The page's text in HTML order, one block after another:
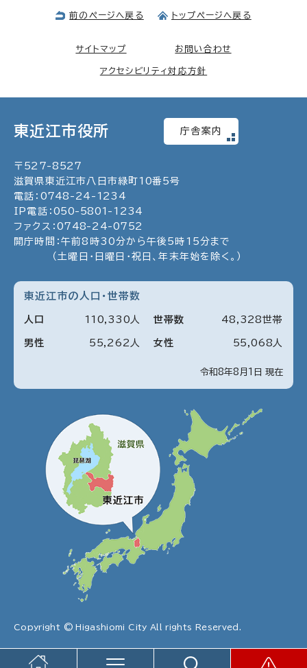
前のページへ戻る トップページへ戻る
サイトマップ お問い合わせ
アクセシビリティ対応方針
東近江市役所 庁舎案内
〒 527-8527
滋賀県東近江市八日市緑町10番5号
電話： 0748 - 24 - 1234
IP電話： 050- 5801 - 1234
ファクス： 0748- 24-0752
開庁時間：午前8時30分から午後5時15分まで
（土曜日・日曜日・祝日、年末年始を除く。）
東近江市の人口・世帯数
令和8年8月1日 現在
人口 110 330 人
男性 55 262 人 女性 55 068 人
世帯数 48 328世帯
Copyright © Higashiomi City All rights Reserved.